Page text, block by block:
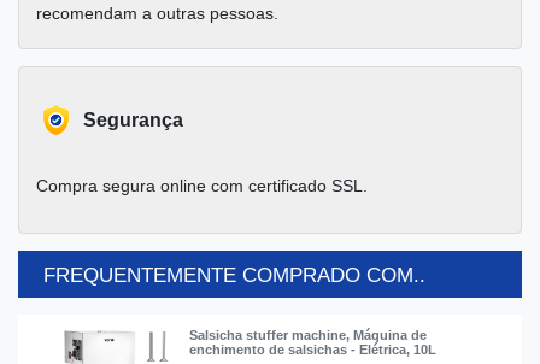
recomendam a outras pessoas.
Segurança
Compra segura online com certificado SSL.
FREQUENTEMENTE COMPRADO COM..
Salsicha stuffer machine, Máquina de
enchimento de salsichas - Elétrica, 10L